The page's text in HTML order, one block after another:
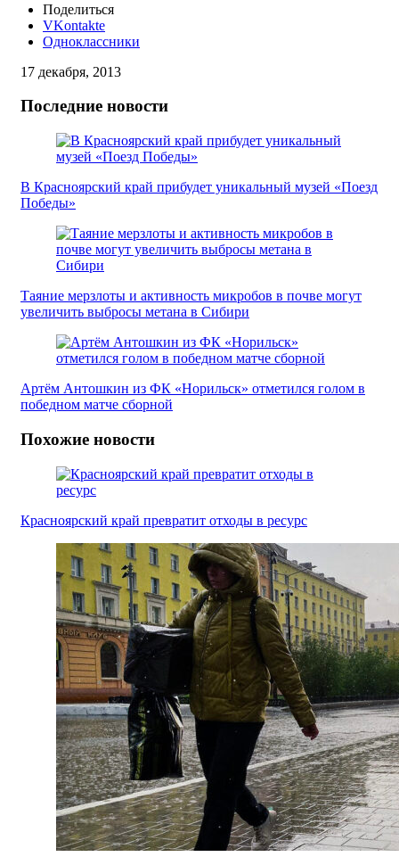
Поделиться
VKontakte
Одноклассники
17 декабря, 2013
Последние новости
В Красноярский край прибудет уникальный музей «Поезд
Победы»
Таяние мерзлоты и активность микробов в почве могут
увеличить выбросы метана в Сибири
Артём Антошкин из ФК «Норильск» отметился голом в
победном матче сборной
Похожие новости
Красноярский край превратит отходы в ресурс